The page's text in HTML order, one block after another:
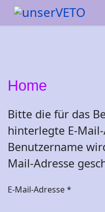
Home
Bitte die für das
hinterlegte E-
Benutzername
Mail-Adresse
E-Mail-Adresse*